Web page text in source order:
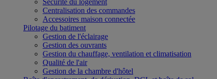
Sécurité du logement
Centralisation des commandes
Accessoires maison connectée
Pilotage du batiment
Gestion de l'éclairage
Gestion des ouvrants
Gestion du chauffage, ventilation et climatisation
Qualité de l'air
Gestion de la chambre d'hôtel